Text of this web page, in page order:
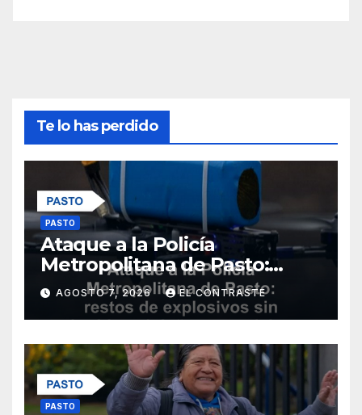
Te lo has perdido
PASTO
Ataque a la Policía
Metropolitana de Pasto:
restos de explosivos sin
heridos ni daños materiales
AGOSTO 7, 2026 EL CONTRASTE
PASTO